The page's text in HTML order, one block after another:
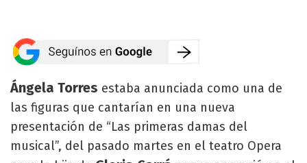
Ángela Torres estaba anunciada como una de
las figuras que cantarían en una nueva
presentación de “Las primeras damas del
musical”, del pasado martes en el teatro Opera